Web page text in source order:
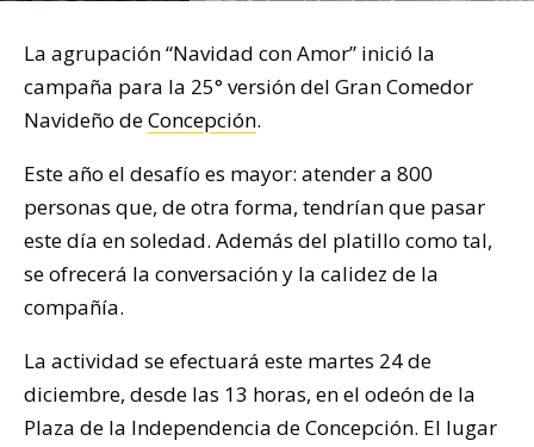
La agrupación “Navidad con Amor” inició la
campaña para la 25° versión del Gran Comedor
Navideño deConcepción.
Este año el desafío es mayor: atender a 800
personas que, de otra forma, tendrían que pasar
este día en soledad. Además del platillo como tal,
se ofrecerá la conversación y la calidez de la
compañía.
La actividad se efectuará este martes 24 de
diciembre, desde las 13 horas, en el odeón de la
Plaza de la Independencia de Concepción. El lugar